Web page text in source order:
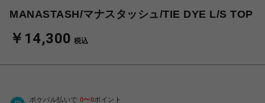
MANASTASH/マナスタッシュ/TIE DYE L/S TOP
￥14,300 税込
ポケパル払いで 0〜0ポイント